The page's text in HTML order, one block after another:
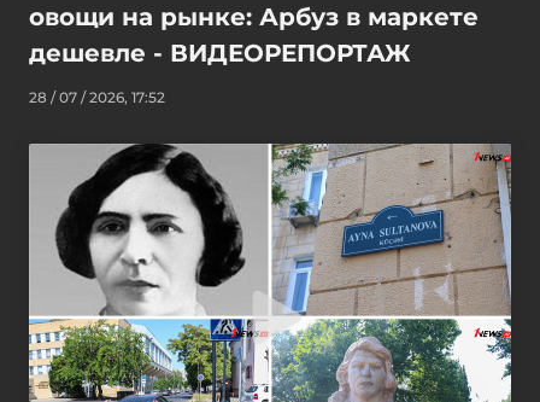
овощи на рынке: Арбуз в маркете
дешевле - ВИДЕОРЕПОРТАЖ
28 / 07 / 2026, 17:52